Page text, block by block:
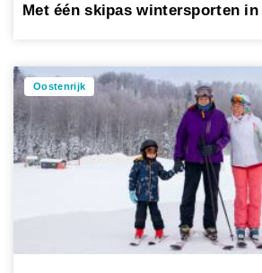
Met één skipas wintersporten in
Oostenrijk